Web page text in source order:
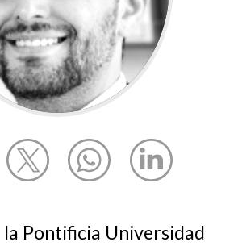
la Pontificia Universidad